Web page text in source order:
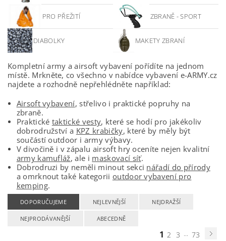
PRO PŘEŽITÍ ZBRANĚ - SPORT
DIABOLKY MAKETY ZBRANÍ
Kompletní army a airsoft vybavení pořídíte na jednom
místě. Mrkněte, co všechno v nabídce vybavení e-ARMY.cz
najdete a rozhodně nepřehlédněte například:
Airsoft vybavení, střelivo i praktické popruhy na
zbraně.
Praktické taktické vesty, které se hodí pro jakékoliv
dobrodružství a KPZ krabičky, které by měly být
součástí outdoor i army výbavy.
V divočině i v zápalu airsoft hry oceníte nejen kvalitní
army kamufláž, ale i maskovací síť.
Dobrodruzi by neměli minout sekci nářadí do přírody
a omrknout také kategorii outdoor vybavení pro
kemping.
DOPORUČUJEME NEJLEVNĚJŠÍ NEJDRAŽŠÍ
NEJPRODÁVANĚJŠÍ ABECEDNĚ
1 2 3 ... 73